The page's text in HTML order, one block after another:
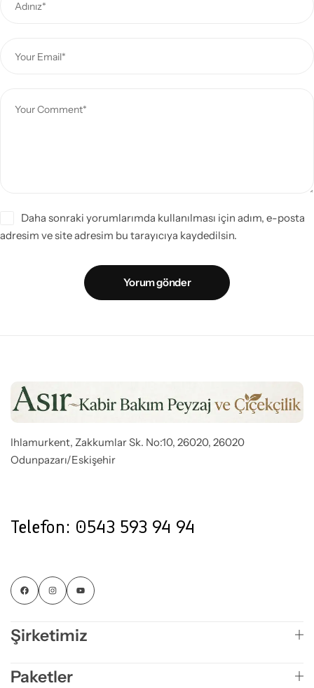
Daha sonraki yorumlarımda kullanılması için adım, e-posta
adresim ve site adresim bu tarayıcıya kaydedilsin.
Yorum gönder
Ihlamurkent, Zakkumlar Sk. No:10, 26020, 26020
Odunpazarı/Eskişehir
Telefon: 0543 593 94 94
Şirketimiz
Paketler